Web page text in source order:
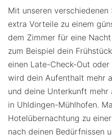
Mit unseren verschiedenen
extra Vorteile zu einem
dem Zimmer für eine
zum Beispiel dein
einen Late-Check-Out oder
wird dein Aufenthalt mehr
und deine Unterkunft
in Uhldingen-Mühlhofen.
Hotelübernachtung zu
nach deinen Bedürfnissen